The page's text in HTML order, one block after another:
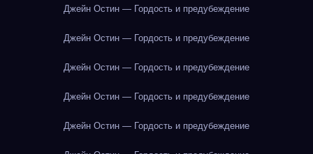
Джейн Остин — Гордость и предубеждение
Джейн Остин — Гордость и предубеждение
Джейн Остин — Гордость и предубеждение
Джейн Остин — Гордость и предубеждение
Джейн Остин — Гордость и предубеждение